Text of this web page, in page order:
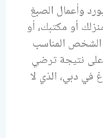
وأعمال الصبغ
أو مكتبك، أو
الشخص المناسب
على نتيجة ترضي
دبي، الذي لا